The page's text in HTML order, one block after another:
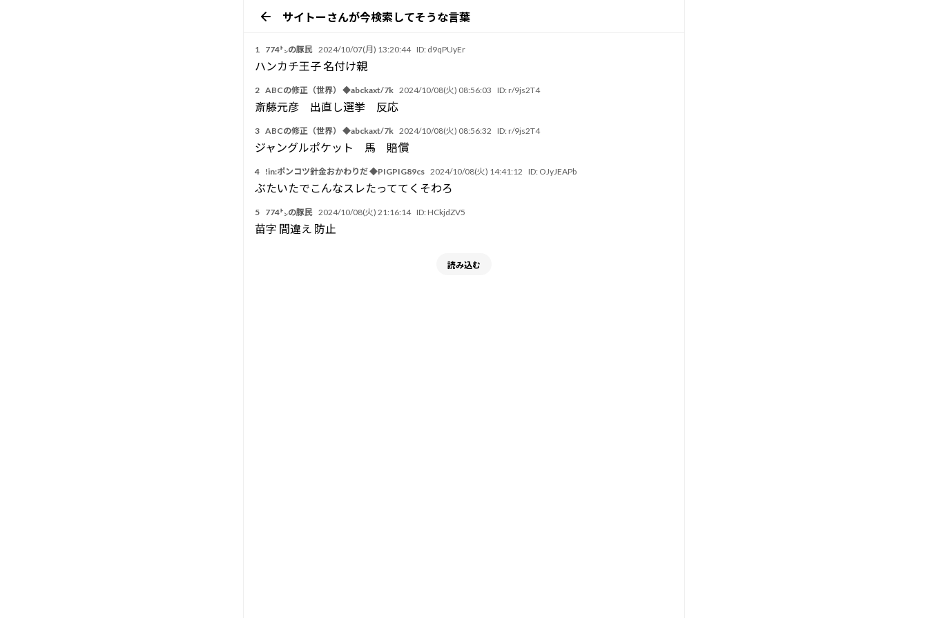
サイトーさんが今検索してそうな言葉
1 774㌧の豚民 2024/10/07(月) 13:20:44 ID: d9qPUyEr
ハンカチ王子 名付け親
2 ABCの修正（世界） ◆abckaxt/7k 2024/10/08(火) 08:56:03 ID: r/9js2T4
斎藤元彦 出直し選挙 反応
3 ABCの修正（世界） ◆abckaxt/7k 2024/10/08(火) 08:56:32 ID: r/9js2T4
ジャングルポケット 馬 賠償
4 !in:ポンコツ針金おかわりだ ◆PIGPIG89cs 2024/10/08(火) 14:41:12 ID: OJyJEAPb
ぶたいたでこんなスレたっててくそわろ
5 774㌧の豚民 2024/10/08(火) 21:16:14 ID: HCkjdZV5
苗字 間違え 防止
読み込む